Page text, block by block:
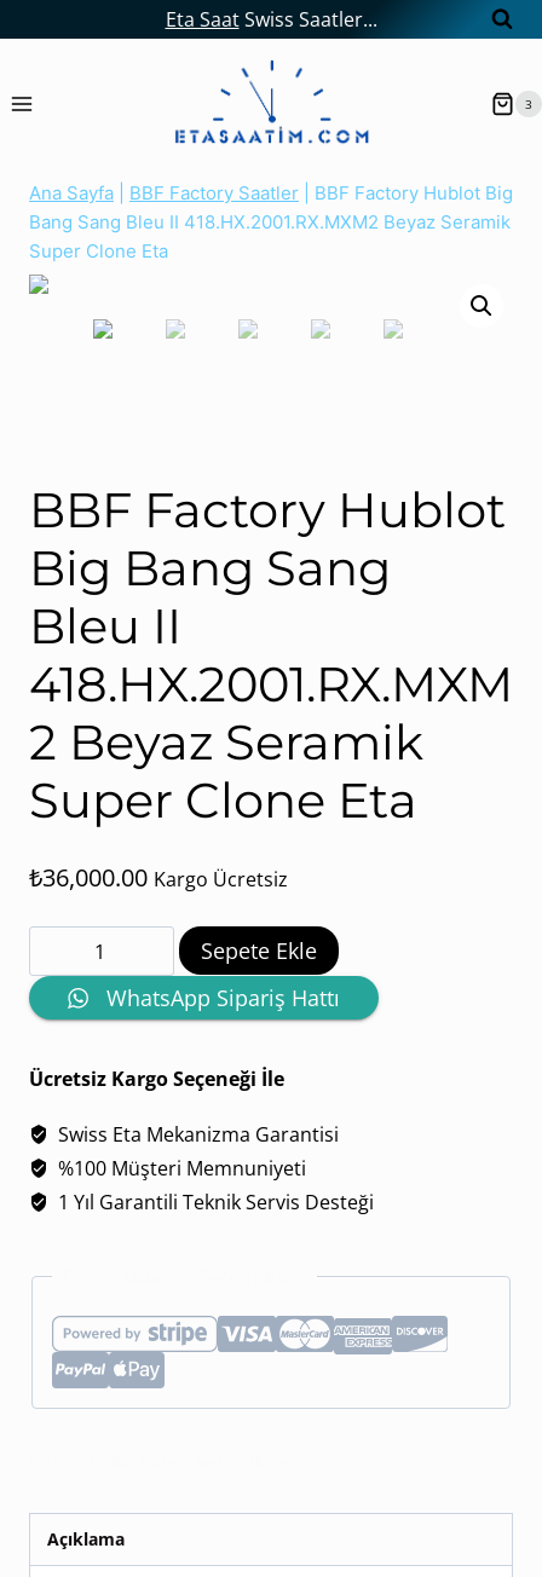
content
Eta SaatSwiss Saatler...
3
Ana Sayfa BBF Factory Saatler
BBF Factory Hublot Big
Bang Sang Bleu II 418.HX.2001.RX.MXM2 Beyaz Seramik
Super Clone Eta
BBF Factory Hublot
Big Bang Sang
Bleu II
418.HX.2001.RX.MXM
2 Beyaz Seramik
Super Clone Eta
₺36,000.00 Kargo Ücretsiz
BBF
Factory
Hublot
Sang
Bleu
II
Seramik
Super
Clone
Sepete Ekle
WhatsApp Sipariş Hattı
Ücretsiz Kargo Seçeneği İle
Swiss Eta Mekanizma Garantisi
%100 Müşteri Memnuniyeti
1 Yıl Garantili Teknik Servis Desteği
Açıklama